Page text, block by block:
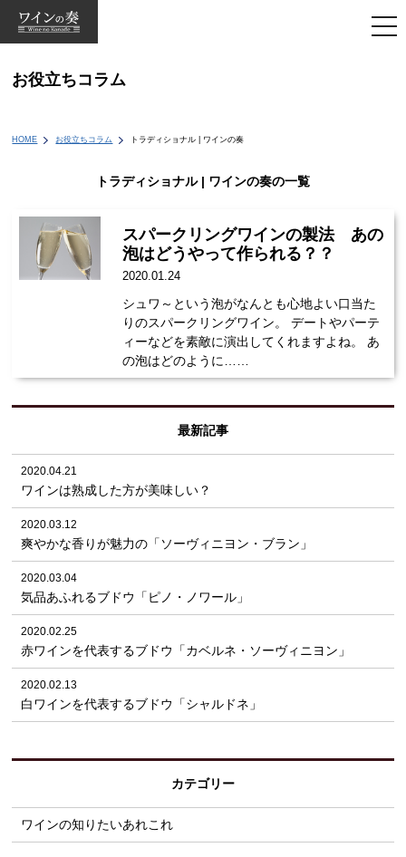
お役立ちコラム
HOME お役立ちコラム トラディショナル | ワインの奏
トラディショナル | ワインの奏の一覧
スパークリングワインの製法 あの
泡はどうやって作られる？？
2020.01.24
シュワ～という泡がなんとも心地よい口当た
りのスパークリングワイン。 デートやパーテ
ィーなどを素敵に演出してくれますよね。 あ
の泡はどのように……
最新記事
2020.04.21
ワインは熟成した方が美味しい？
2020.03.12
爽やかな香りが魅力の「ソーヴィニヨン・ブラン」
2020.03.04
気品あふれるブドウ「ピノ・ノワール」
2020.02.25
赤ワインを代表するブドウ「カベルネ・ソーヴィニヨン」
2020.02.13
白ワインを代表するブドウ「シャルドネ」
カテゴリー
ワインの知りたいあれこれ